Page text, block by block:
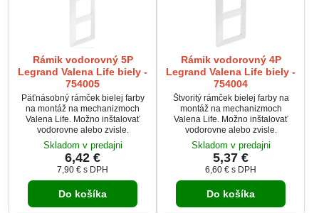
Rámik vodorovný 5P
Legrand Valena Life biely -
754005
Päťnásobný rámček bielej farby
na montáž na mechanizmoch
Valena Life. Možno inštalovať
vodorovne alebo zvisle.
Skladom v predajni
6,42 €
7,90 € s DPH
Do košíka
Rámik vodorovný 4P
Legrand Valena Life biely -
754004
Štvoritý rámček bielej farby na
montáž na mechanizmoch
Valena Life. Možno inštalovať
vodorovne alebo zvisle.
Skladom v predajni
5,37 €
6,60 € s DPH
Do košíka